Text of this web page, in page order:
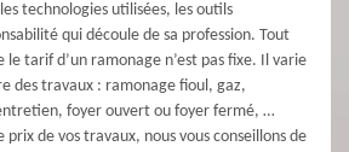
technologies utilisées, les outils
qui découle de sa profession. Tout
le tarif d’un ramonage n’est pas fixe. Il varie
des travaux : ramonage fioul, gaz,
foyer ouvert ou foyer fermé, …
de vos travaux, nous vous conseillons de